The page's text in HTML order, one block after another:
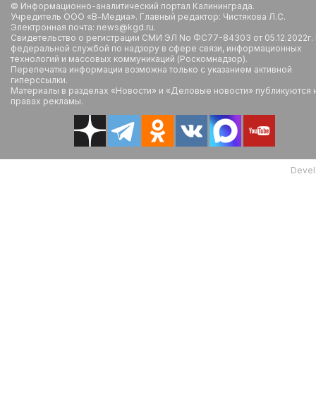
© Информационно-аналитический портал Калининграда.
Учредитель ООО «В-Медиа». Главный редактор: Чистякова Л.С.
Электронная почта: news@kgd.ru.
Свидетельство о регистрации СМИ ЭЛ No ФС77-84303 от
федеральной службой по надзору в сфере связи, информационных
технологий и массовых коммуникаций (Роскомнадзор).
Перепечатка информации возможна только с указанием активной
гиперссылки.
Материалы в разделах «Новости» и «Деловые новости» публикуются
правах рекламы.